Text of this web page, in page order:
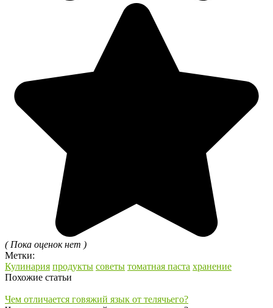
( Пока оценок нет )
Метки:
Кулинария продукты советы томатная паста хранение
Похожие статьи
Чем отличается говяжий язык от телячьего?